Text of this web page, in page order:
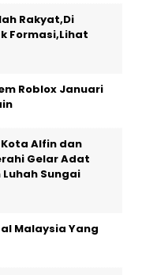
Rakyat,Di
Formasi,Lihat
Roblox Januari
Alfin dan
Gelar Adat
Sungai
Malaysia Yang